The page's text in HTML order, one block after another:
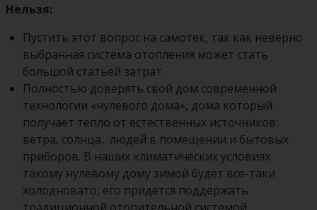
Нельзя:
Пустить этот вопрос на самотек, так как неверно
выбранная система отопления может стать
большой статьей затрат.
Полностью доверять свой дом современной
технологии «нулевого дома», дома который
получает тепло от естественных источников:
ветра, солнца, людей в помещении и бытовых
приборов. В наших климатических условиях
такому нулевому дому зимой будет все-таки
холодновато, его придется поддержать
традиционной отопительной системой.